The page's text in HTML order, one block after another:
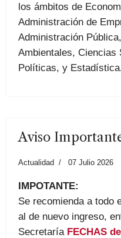
los ámbitos de
Administración de
Administración
Ambientales, Ciencias
Políticas, y
Aviso
Actualidad 07 Julio 2026
IMPOTANTE:
Se recomienda a todo
al de nuevo ingreso,
Secretaría FECHAS